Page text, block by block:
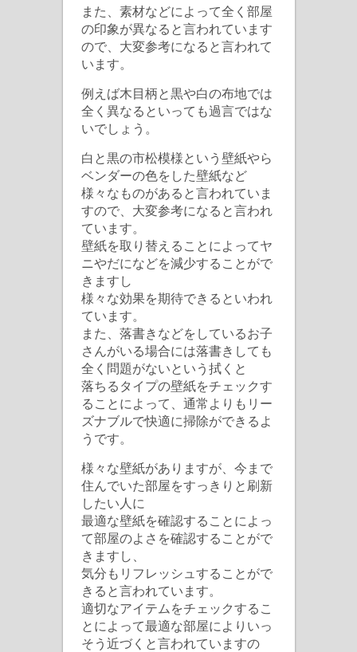
また、素材などによって全く部屋
の印象が異なると言われています
ので、大変参考になると言われて
います。
例えば木目柄と黒や白の布地では
全く異なるといっても過言ではな
いでしょう。
白と黒の市松模様という壁紙やら
ベンダーの色をした壁紙など
様々なものがあると言われていま
すので、大変参考になると言われ
ています。
壁紙を取り替えることによってヤ
ニやだになどを減少することがで
きますし
様々な効果を期待できるといわれ
ています。
また、落書きなどをしているお子
さんがいる場合には落書きしても
全く問題がないという拭くと
落ちるタイプの壁紙をチェックす
ることによって、通常よりもリー
ズナブルで快適に掃除ができるよ
うです。
様々な壁紙がありますが、今まで
住んでいた部屋をすっきりと刷新
したい人に
最適な壁紙を確認することによっ
て部屋のよさを確認することがで
きますし、
気分もリフレッシュすることがで
きると言われています。
適切なアイテムをチェックするこ
とによって最適な部屋によりいっ
そう近づくと言われていますの